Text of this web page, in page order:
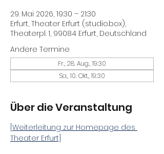
29. Mai 2026, 19:30 – 21:30
Erfurt, Theater Erfurt (studio.box),
Theaterpl. 1, 99084 Erfurt, Deutschland
Andere Termine
Fr., 28. Aug., 19:30
Sa., 10. Okt., 19:30
Über die Veranstaltung
[Weiterleitung zur Homepage des
Theater Erfurt]